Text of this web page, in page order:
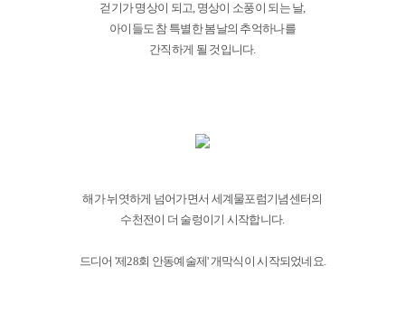
걷기가 명상이 되고, 명상이 소풍이 되는 날,
아이들도 참 특별한 봄날의 추억하나를
간직하게 될 것입니다.
해가 뉘엿하게 넘어가면서 세계물포럼기념센터의
수천전이 더 술렁이기 시작합니다.
드디어 '제28회 안동예술제' 개막식이 시작되었네요.